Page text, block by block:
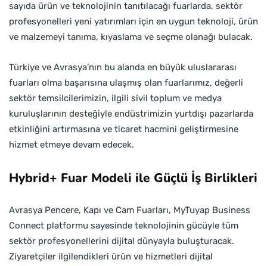
sayıda ürün ve teknolojinin tanıtılacağı fuarlarda, sektör
profesyonelleri yeni yatırımları için en uygun teknoloji, ürün
ve malzemeyi tanıma, kıyaslama ve seçme olanağı bulacak.
Türkiye ve Avrasya’nın bu alanda en büyük uluslararası
fuarları olma başarısına ulaşmış olan fuarlarımız, değerli
sektör temsilcilerimizin, ilgili sivil toplum ve medya
kuruluşlarının desteğiyle endüstrimizin yurtdışı pazarlarda
etkinliğini artırmasına ve ticaret hacmini geliştirmesine
hizmet etmeye devam edecek.
Hybrid+ Fuar Modeli ile Güçlü İş Birlikleri
Avrasya Pencere, Kapı ve Cam Fuarları, MyTuyap Business
Connect platformu sayesinde teknolojinin gücüyle tüm
sektör profesyonellerini dijital dünyayla buluşturacak.
Ziyaretçiler ilgilendikleri ürün ve hizmetleri dijital